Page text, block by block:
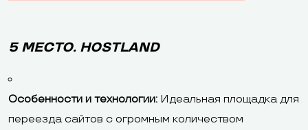
5 МЕСТО. HOSTLAND
Особенности и технологии: Идеальная площадка для
переезда сайтов с огромным количеством